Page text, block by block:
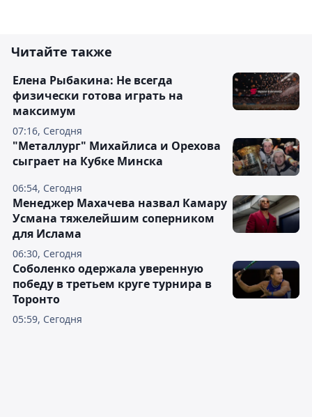
Читайте также
07:16, Сегодня
Елена Рыбакина: Не всегда
физически готова играть на
максимум
06:54, Сегодня
"Металлург" Михайлиса и Орехова
сыграет на Кубке Минска
06:30, Сегодня
Менеджер Махачева назвал Камару
Усмана тяжелейшим соперником
для Ислама
05:59, Сегодня
Соболенко одержала уверенную
победу в третьем круге турнира в
Торонто